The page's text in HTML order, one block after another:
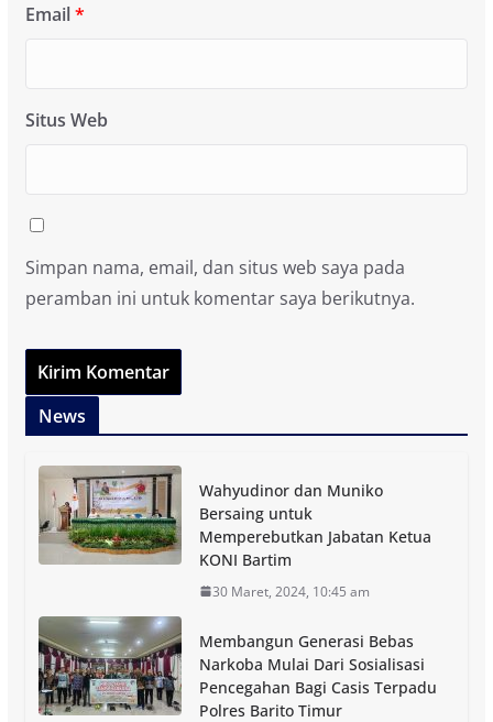
Email*
Situs Web
Simpan nama, email, dan situs web saya pada
peramban ini untuk komentar saya berikutnya.
News
Wahyudinor dan Muniko
Bersaing untuk
Memperebutkan Jabatan Ketua
KONI Bartim
30 Maret, 2024, 10:45 am
Membangun Generasi Bebas
Narkoba Mulai Dari Sosialisasi
Pencegahan Bagi Casis Terpadu
Polres Barito Timur